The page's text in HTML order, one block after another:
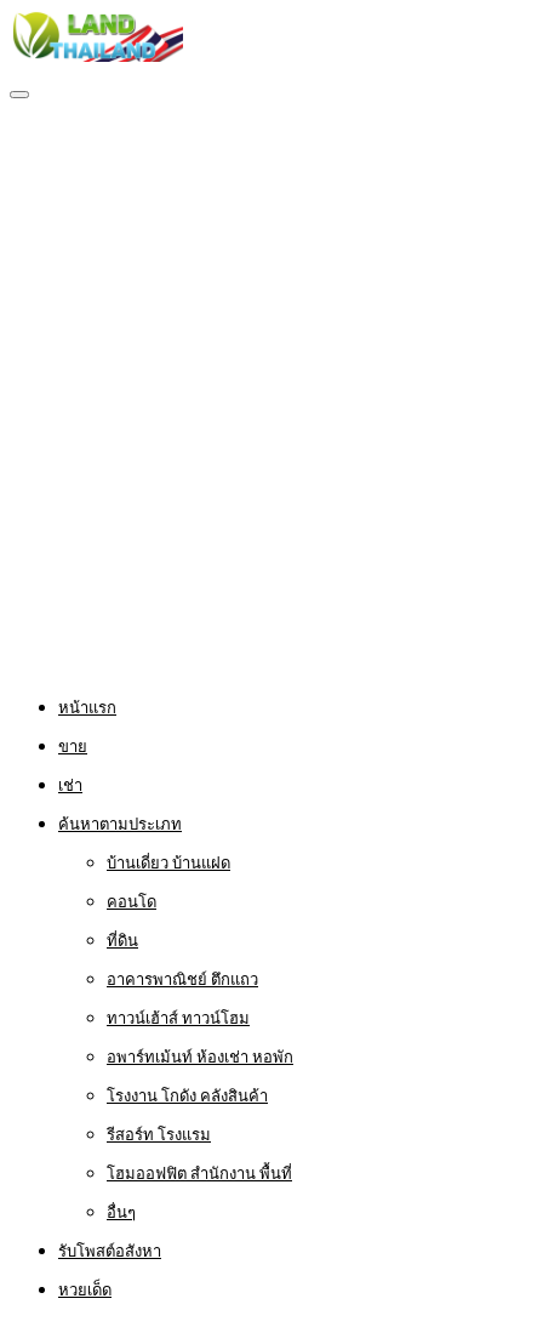
หน้าแรก
ขาย
เช่า
ค้นหาตามประเภท
บ้านเดี่ยว บ้านแฝด
คอนโด
ที่ดิน
อาคารพาณิชย์ ตึกแถว
ทาวน์เฮ้าส์ ทาวน์โฮม
อพาร์ทเม้นท์ ห้องเช่า หอพัก
โรงงาน โกดัง คลังสินค้า
รีสอร์ท โรงแรม
โฮมออฟฟิต สำนักงาน พื้นที่
อื่นๆ
รับโพสต์อสังหา
หวยเด็ด